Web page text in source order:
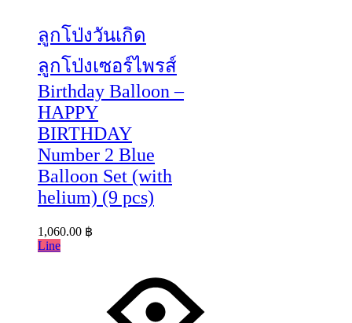
ลูกโป่งวันเกิด
ลูกโป่งเซอร์ไพรส์
Birthday Balloon –
HAPPY
BIRTHDAY
Number 2 Blue
Balloon Set (with
helium) (9 pcs)
1,060.00 ฿
Line